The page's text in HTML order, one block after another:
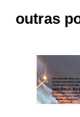
outras